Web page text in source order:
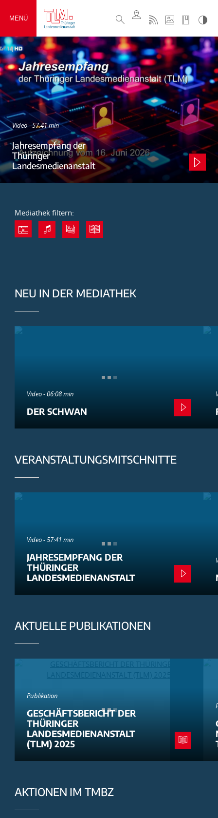
MENÜ
Video - 57:41 min
Jahresempfang der
Thüringer
Landesmedienanstalt
Mediathek filtern:
NEU IN DER MEDIATHEK
Video - 06:08 min
DER SCHWAN
VERANSTALTUNGSMITSCHNITTE
Video - 57:41 min
JAHRESEMPFANG DER
THÜRINGER
LANDESMEDIENANSTALT
AKTUELLE PUBLIKATIONEN
Publikation
GESCHÄFTSBERICHT DER
THÜRINGER
LANDESMEDIENANSTALT
(TLM) 2025
AKTIONEN IM TMBZ